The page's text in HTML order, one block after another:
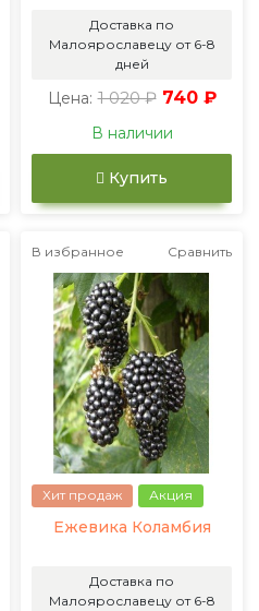
Доставка по
Малоярославецу от 6-8
дней
Цена: 1 020 ₽ 740 ₽
В наличии
Купить
В избранное Сравнить
Хит продаж Акция
Ежевика Коламбия
Доставка по
Малоярославецу от 6-8